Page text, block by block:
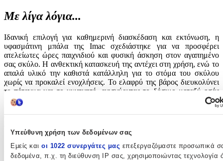
Υπεύθυνη χρήση των δεδομένων σας
Εμείς και οι 1022 συνεργάτες μας επεξεργαζόμαστε προσωπικά
δεδομένα, π.χ. τη διεύθυνση IP σας, χρησιμοποιώντας τεχνολογία
Με λίγα λόγια...
Ιδανική επιλογή για καθημερινή διασκέδαση και εκτόνωση, η
υφασμάτινη μπάλα της Imac σχεδιάστηκε για να προσφέρει
ατελείωτες ώρες παιχνιδιού και φυσική άσκηση στον αγαπημένο
σας σκύλο. Η ανθεκτική κατασκευή της αντέχει στη χρήση, ενώ το
απαλά υλικό την καθιστά κατάλληλη για το στόμα του σκύλου
χωρίς να προκαλεί ενοχλήσεις. Το ελαφρύ της βάρος διευκολύνει
το πέταγμα και το κυνηγητό, ενισχύοντας το δέσιμο μεταξύ εσάς
και του τετράποδου φίλου σας. Προερχόμενη από τον αξιόπιστο
κατασκευαστή Imac, εγγυάται ασφάλεια, ποιότητα και αντοχή,
Χαρακτηριστικά